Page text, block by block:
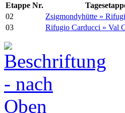
Etappe Nr.
02
Zsigmondyhütte »
03
Rifugio Carducci » Val